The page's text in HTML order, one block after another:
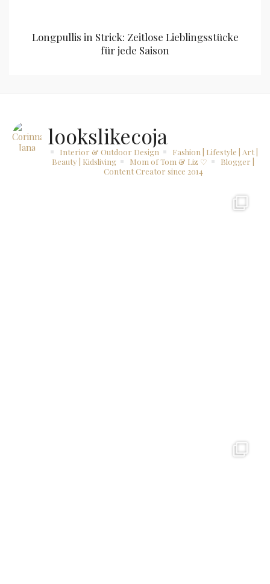
Longpullis in Strick: Zeitlose Lieblingsstücke
für jede Saison
lookslikecoja
Interior & Outdoor Design
Fashion | Lifestyle | Art |
Beauty | Kidsliving
Mom of Tom & Liz ♡
Blogger |
Content Creator since 2014